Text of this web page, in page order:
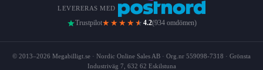
LEVERERAS MED
Trustpilot★★★★ ★ 4.2(934 omdömen)
© 2013–2026 Megabilligt.se · Nordic Online Sales AB · Org.nr 559098-7318 · Grönsta
Industriväg 7, 632 62 Eskilstuna